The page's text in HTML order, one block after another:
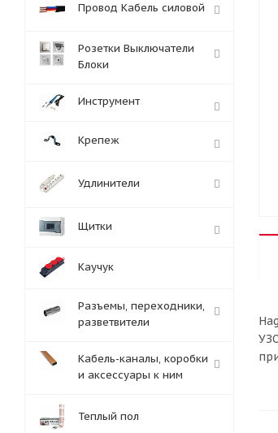
Провод Кабель силовой
Розетки Выключатели
Блоки
Инструмент
Крепеж
Удлинители
Щитки
Каучук
Разъемы, переходники,
разветвители
Кабель-каналы, коробки
и аксессуары к ним
Теплый пол